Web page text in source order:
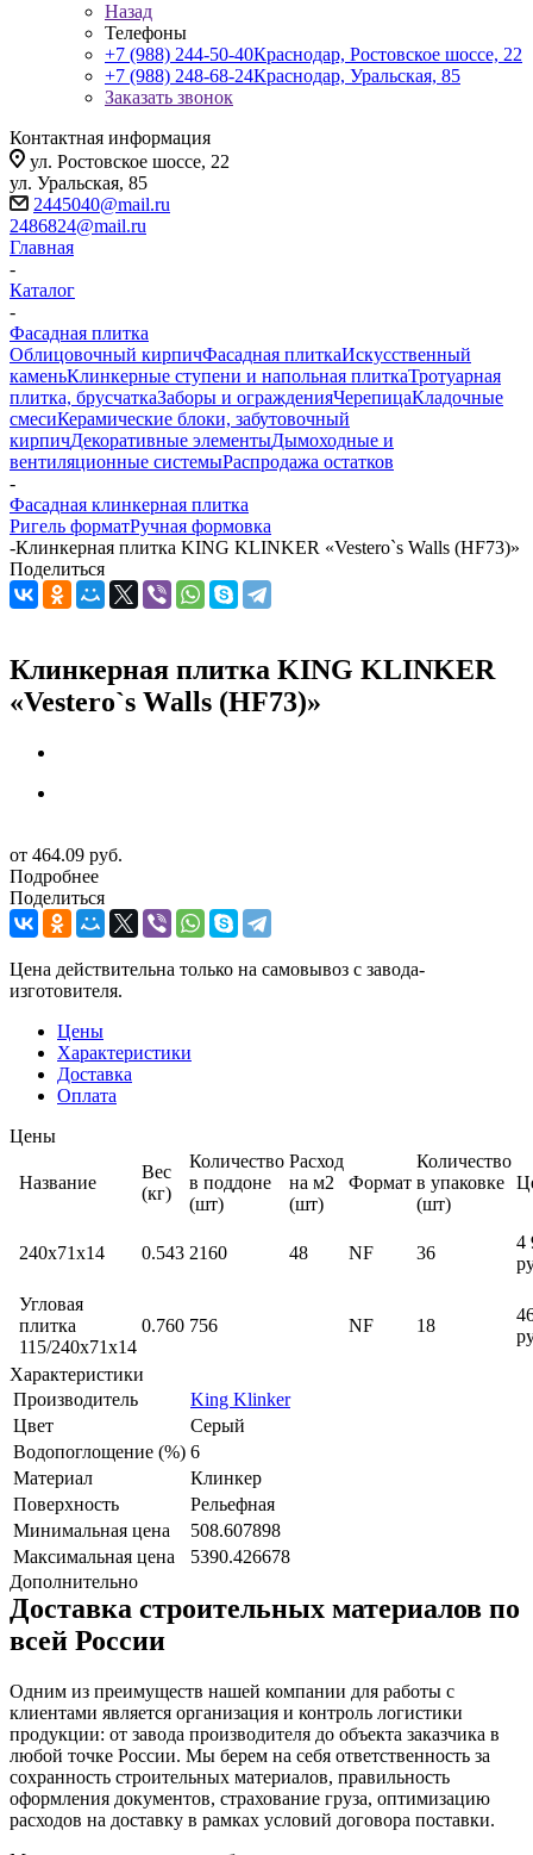
Назад
Телефоны
+7 (988) 244-50-40Краснодар, Ростовское шоссе, 22
+7 (988) 248-68-24Краснодар, Уральская, 85
Заказать звонок
Контактная информация
ул. Ростовское шоссе, 22
ул. Уральская, 85
2445040@mail.ru
2486824@mail.ru
Главная
-
Каталог
-
Фасадная плитка
Облицовочный кирпичФасадная плиткаИскусственный
каменьКлинкерные ступени и напольная плиткаТротуарная
плитка, брусчаткаЗаборы и огражденияЧерепицаКладочные
смесиКерамические блоки, забутовочный
кирпичДекоративные элементыДымоходные и
вентиляционные системыРаспродажа остатков
-
Фасадная клинкерная плитка
Ригель форматРучная формовка
-Клинкерная плитка KING KLINKER «Vestero`s Walls (HF73)»
Поделиться
Клинкерная плитка KING KLINKER
«Vestero`s Walls (HF73)»
от 464.09 руб.
Подробнее
Поделиться
Цена действительна только на самовывоз с завода-
изготовителя.
Цены
Характеристики
Доставка
Оплата
Цены
Название
Вес
(кг)
Количество
в поддоне
(шт)
Расход
на м2
(шт)
Формат
Количество
в упаковке
(шт)
240x71x14 0.543 2160 48 NF 36
4
Угловая
плитка
115/240x71x14
0.760 756 NF 18
Характеристики
Производитель
King Klinker
Цвет
Серый
Водопоглощение (%) 6
Материал
Клинкер
Поверхность
Рельефная
Минимальная цена
508.607898
Максимальная цена
5390.426678
Дополнительно
Доставка строительных материалов по
всей России
Одним из преимуществ нашей компании для работы с
клиентами является организация и контроль логистики
продукции: от завода производителя до объекта заказчика в
любой точке России. Мы берем на себя ответственность за
сохранность строительных материалов, правильность
оформления документов, страхование груза, оптимизацию
расходов на доставку в рамках условий договора поставки.